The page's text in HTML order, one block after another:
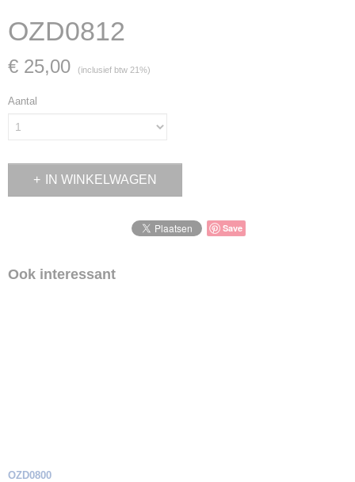
OZD0812
€ 25,00 (inclusief btw 21%)
Aantal
IN WINKELWAGEN
Save
Ook interessant
OZD0800